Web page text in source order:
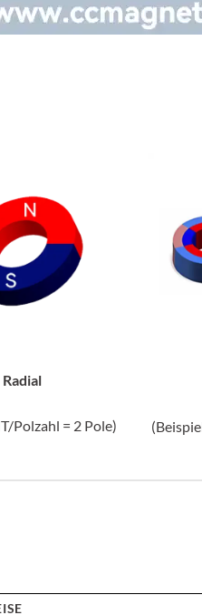
Radial
Polzahl = 2 Pole)